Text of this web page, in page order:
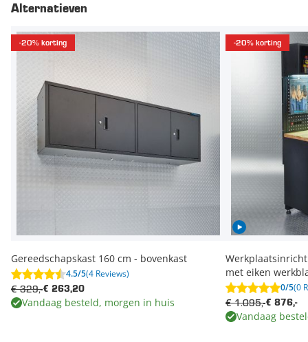
Alternatieven
-20% korting
Gereedschapskast 160 cm - bovenkast
4.5/5(4 Reviews)
€ 263,20
€ 329,-
Vandaag besteld, morgen in huis
-20% korting
met eiken
0/5(0
€ 876,-
€ 1.095,-
Vandaag